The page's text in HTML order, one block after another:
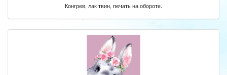
Конгрев, лак твин, печать на обороте.